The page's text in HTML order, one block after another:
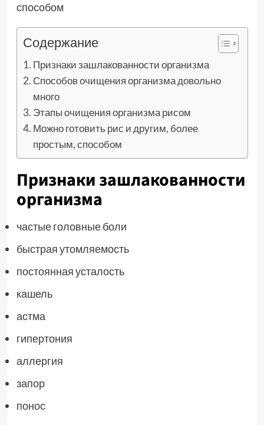
способом
Содержание
Признаки зашлакованности организма
Способов очищения организма довольно
много
Этапы очищения организма рисом
Можно готовить рис и другим, более
простым, способом
Признаки зашлакованности
организма
частые головные боли
быстрая утомляемость
постоянная усталость
кашель
астма
гипертония
аллергия
запор
понос